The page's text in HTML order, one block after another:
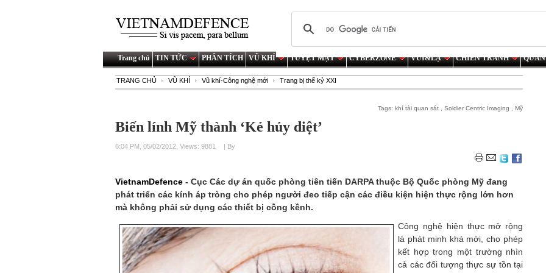
Trang chủ TIN TỨC PHÂN TÍCH VŨ KHÍ TUYỆT MẬT CYBERZONE VUI&LẠ CHIẾN TRANH
TRANG CHỦ VŨ KHÍ Vũ khí-Công nghệ mới Trang bị thế kỷ XXI
Tags:khí tài quan sát ,Soldier Centric Imaging ,Mỹ
Biến lính Mỹ thành ‘Kẻ hủy diệt’
6:04 PM, 05/02/2012, Views: 9881 | By
VietnamDefence - Cục Các dự án quốc phòng tiên tiến DARPA thuộc Bộ Quốc phòng Mỹ đang
phát triển các kính áp tròng cho phép người đeo tiếp cận các điều kiện hiện thực rộng lớn hơn
mà không phải sử dụng các thiết bị cồng kềnh.
Công nghệ hiện thực mở rộng
là phát minh khá mới, cho phép
kết hợp trong một trường nhìn
cả các đối tượng thực sự tồn tại